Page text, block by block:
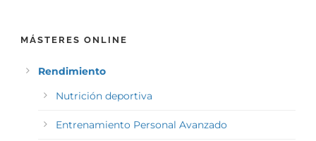
MÁSTERES ONLINE
Rendimiento
Nutrición deportiva
Entrenamiento Personal Avanzado